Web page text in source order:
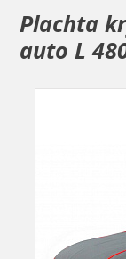
Plachta
auto L